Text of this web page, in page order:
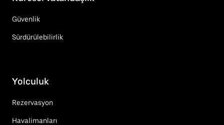
Güvenlik
Sürdürülebilirlik
Yolculuk
Rezervasyon
Havalimanları